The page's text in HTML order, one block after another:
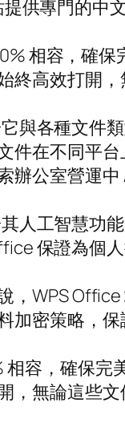
供專門的中
相容，確
高效打開，
與各種文件
在不同平
公室營運中
人工智慧功
保證為個
，WPS
密策略，保
相容，確保
無論這些文